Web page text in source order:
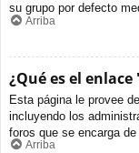
su grupo por defecto
Arriba
¿Qué es el
Esta página le provee
incluyendo los
foros que se encarga de
Arriba